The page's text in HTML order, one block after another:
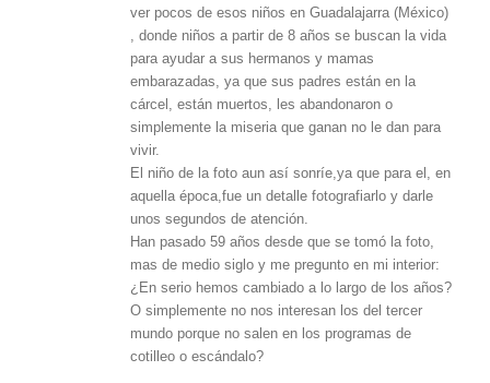
ver pocos de esos niños en Guadalajarra (México)
, donde niños a partir de 8 años se buscan la vida
para ayudar a sus hermanos y mamas
embarazadas, ya que sus padres están en la
cárcel, están muertos, les abandonaron o
simplemente la miseria que ganan no le dan para
vivir.
El niño de la foto aun así sonríe,ya que para el, en
aquella época,fue un detalle fotografiarlo y darle
unos segundos de atención.
Han pasado 59 años desde que se tomó la foto,
mas de medio siglo y me pregunto en mi interior:
¿En serio hemos cambiado a lo largo de los años?
O simplemente no nos interesan los del tercer
mundo porque no salen en los programas de
cotilleo o escándalo?